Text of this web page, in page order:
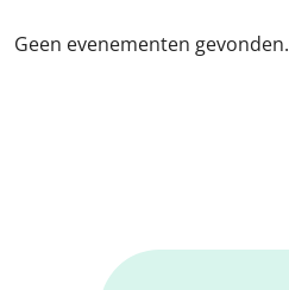
Geen evenementen gevonden.